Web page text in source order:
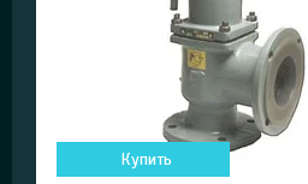
Купить